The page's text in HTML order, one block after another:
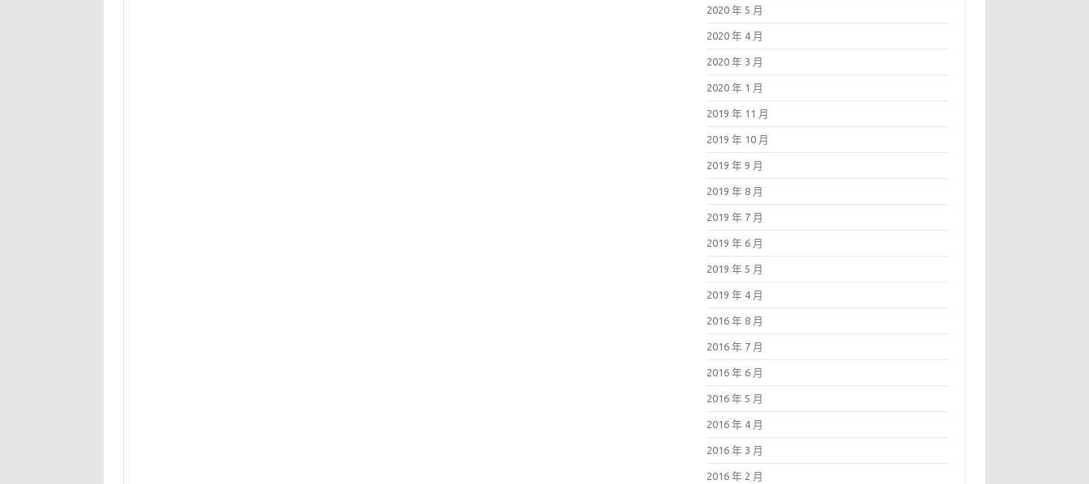
2020 年 5 月
2020 年 4 月
2020 年 3 月
2020 年 1 月
2019 年 11 月
2019 年 10 月
2019 年 9 月
2019 年 8 月
2019 年 7 月
2019 年 6 月
2019 年 5 月
2019 年 4 月
2016 年 8 月
2016 年 7 月
2016 年 6 月
2016 年 5 月
2016 年 4 月
2016 年 3 月
2016 年 2 月